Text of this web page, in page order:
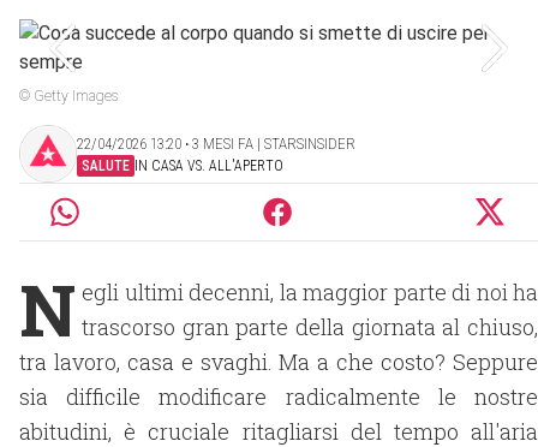
© Getty Images
22/04/2026 13:20 ‧ 3 MESI FA | STARSINSIDER
SALUTE IN CASA VS. ALL'APERTO
N egli ultimi decenni, la maggior parte di noi ha
trascorso gran parte della giornata al chiuso,
tra lavoro, casa e svaghi. Ma a che costo? Seppure
sia difficile modificare radicalmente le nostre
abitudini, è cruciale ritagliarsi del tempo all'aria